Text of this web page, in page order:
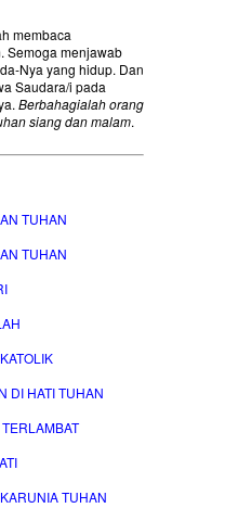
membaca
Semoga menjawab
Nya yang hidup. Dan
Saudara/i pada
Berbahagialah orang
siang dan malam.
TUHAN
TUHAN
DI HATI TUHAN
TUHAN